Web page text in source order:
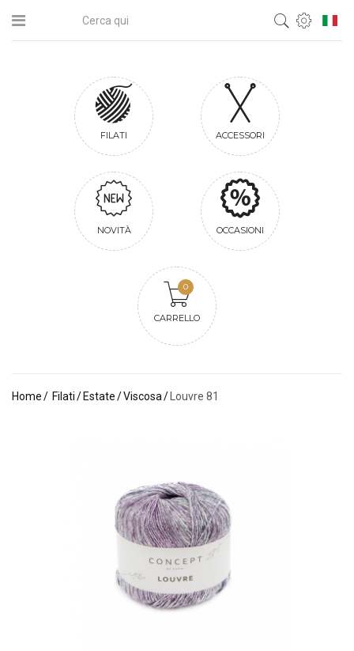
FILATI ACCESSORI
NOVITÀ OCCASIONI
CARRELLO
0
Home Filati Estate Viscosa Louvre 81